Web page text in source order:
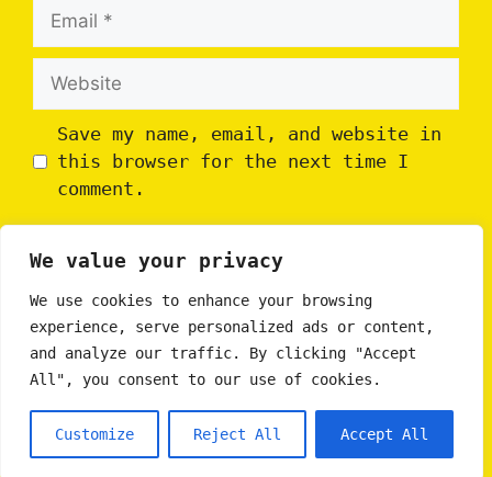
We value your privacy
We use cookies to enhance your browsing
experience, serve personalized ads or content,
and analyze our traffic. By clicking "Accept
All", you consent to our use of cookies.
Customize Reject All Accept All
Save my name, email, and website in
this browser for the next time I
comment.
eSports247.it - 2020 - 2026